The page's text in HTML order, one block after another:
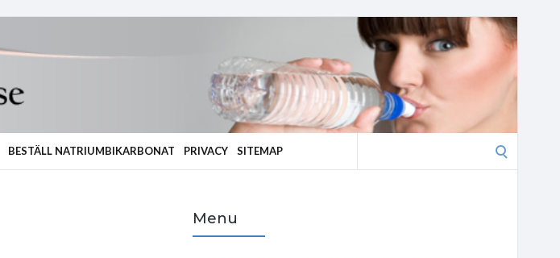
BESTÄLL NATRIUMBIKARBONAT PRIVACY SITEMAP
Menu